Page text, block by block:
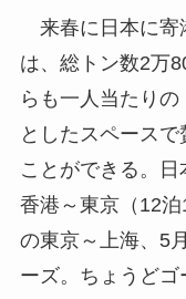
来春に日本に寄
は、総トン数2万
らも一人当たり
としたスペース
ことができる。
香港～東京（12
の東京～上海、5
ーズ。ちょうどゴ